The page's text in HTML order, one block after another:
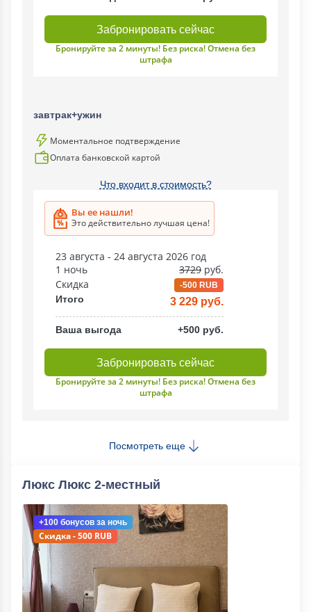
Забронировать сейчас
Бронируйте за 2 минуты! Без риска! Отмена без
штрафа
завтрак+ужин
Моментальное подтверждение
Оплата банковской картой
Что входит в стоимость?
Вы ее нашли!
Это действительно лучшая цена!
23 августа - 24 августа 2026 год
1 ночь
3729 руб.
Скидка
-500 RUB
Итого 3 229 руб.
Ваша выгода +500 руб.
Забронировать сейчас
Бронируйте за 2 минуты! Без риска! Отмена без
штрафа
Посмотреть еще
Люкс Люкс 2-местный
+100 бонусов за ночь
Скидка - 500 RUB